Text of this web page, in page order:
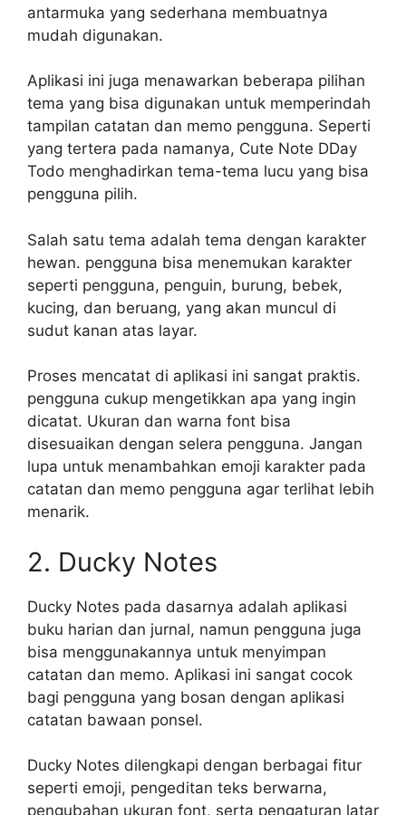
antarmuka yang sederhana membuatnya
mudah digunakan.
Aplikasi ini juga menawarkan beberapa pilihan
tema yang bisa digunakan untuk memperindah
tampilan catatan dan memo pengguna. Seperti
yang tertera pada namanya, Cute Note DDay
Todo menghadirkan tema-tema lucu yang bisa
pengguna pilih.
Salah satu tema adalah tema dengan karakter
hewan. pengguna bisa menemukan karakter
seperti pengguna, penguin, burung, bebek,
kucing, dan beruang, yang akan muncul di
sudut kanan atas layar.
Proses mencatat di aplikasi ini sangat praktis.
pengguna cukup mengetikkan apa yang ingin
dicatat. Ukuran dan warna font bisa
disesuaikan dengan selera pengguna. Jangan
lupa untuk menambahkan emoji karakter pada
catatan dan memo pengguna agar terlihat lebih
menarik.
2. Ducky Notes
Ducky Notes pada dasarnya adalah aplikasi
buku harian dan jurnal, namun pengguna juga
bisa menggunakannya untuk menyimpan
catatan dan memo. Aplikasi ini sangat cocok
bagi pengguna yang bosan dengan aplikasi
catatan bawaan ponsel.
Ducky Notes dilengkapi dengan berbagai fitur
seperti emoji, pengeditan teks berwarna,
pengubahan ukuran font, serta pengaturan latar